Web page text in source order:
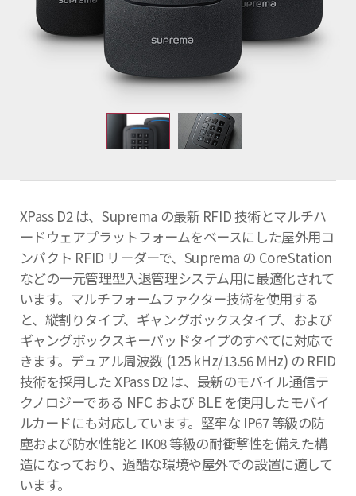
XPass D2 は、Suprema の最新 RFID 技術とマルチハ
ードウェアプラットフォームをベースにした屋外用コ
ンパクト RFID リーダーで、Suprema の CoreStation
などの一元管理型入退管理システム用に最適化されて
います。マルチフォームファクター技術を使用する
と、縦割りタイプ、ギャングボックスタイプ、および
ギャングボックスキーパッドタイプのすべてに対応で
きます。デュアル周波数 (125 kHz/13.56 MHz) の RFID
技術を採用した XPass D2 は、最新のモバイル通信テ
クノロジーである NFC および BLE を使用したモバイ
ルカードにも対応しています。堅牢な IP67 等級の防
塵および防水性能と IK08 等級の耐衝撃性を備えた構
造になっており、過酷な環境や屋外での設置に適して
います。